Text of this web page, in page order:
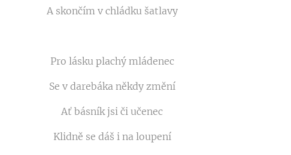
A skončím v chládku šatlavy
Pro lásku plachý mládenec
Se v darebáka někdy změní
Ať básník jsi či učenec
Klidně se dáš i na loupení